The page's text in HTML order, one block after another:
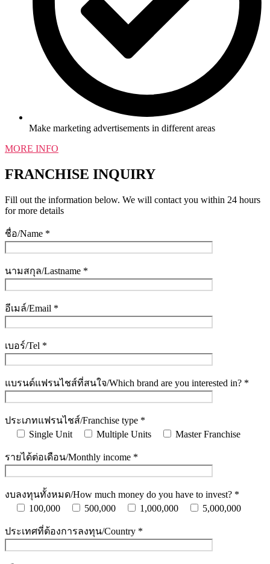
Make marketing advertisements in different areas
MORE INFO
FRANCHISE INQUIRY
Fill out the information below. We will contact you within 24 hours
for more details
ชื่อ/Name *
นามสกุล/Lastname *
อีเมล์/Email *
เบอร์/Tel *
แบรนด์แฟรนไชส์ที่สนใจ/Which brand are you interested in? *
ประเภทแฟรนไชส์/Franchise type *
Single Unit
Multiple Units Master Franchise
รายได้ต่อเดือน/Monthly income *
งบลงทุนทั้งหมด/How much money do you have to invest? *
100,000
500,000 1,000,000 5,000,000
ประเทศที่ต้องการลงทุน/Country *